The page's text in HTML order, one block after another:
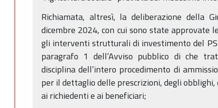
Richiamata, altresì, la deliberazione della
dicembre 2024, con cui sono state approvate
gli interventi strutturali di investimento del
paragrafo 1 dell’Avviso pubblico di che
disciplina dell’intero procedimento di
per il dettaglio delle prescrizioni, degli obblighi,
ai richiedenti e ai beneficiari;